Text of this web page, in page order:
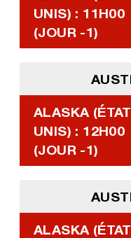
UNIS) : 11H00
(JOUR -1)
ALASKA
UNIS) : 12H00
(JOUR -1)
ALASKA